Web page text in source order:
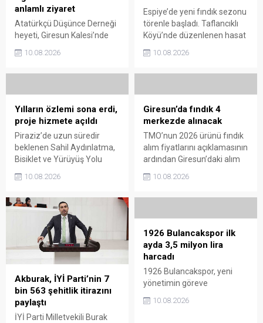
anlamlı ziyaret
Atatürkçü Düşünce Derneği
heyeti, Giresun Kalesi’nde
Ağa’nın anıt mezarını
Alaylarının Millî Mücadele’de
üstlendiği kritik rol ve
Giresun’un bağımsızlık
kez daha gündeme taşındı.
10.08.2026
Espiye’de yeni fındık sezonu
törenle başladı. Taflancıklı
Köyü’nde düzenlenen hasat
bahçeye girerken, sezonun
harmana döküldü.
10.08.2026
Yılların özlemi sona erdi,
proje hizmete açıldı
Piraziz’de uzun süredir
beklenen Sahil Aydınlatma,
Bisiklet ve Yürüyüş Yolu
açıldı. Yoğun katılımla
şeridine yeni bir kimlik
kazandıran projenin ilçenin
sosyal yaşamına önemli
katkı sağlaması bekleniyor.
10.08.2026
Giresun’da fındık 4
merkezde alınacak
TMO’nun 2026 ürünü fındık
alım fiyatlarını açıklamasının
ardından Giresun’daki alım
Üreticiler, 17 Ağustos’ta
Ağustos’tan itibaren
ürünlerini teslim edebilecek.
10.08.2026
Akburak, İYİ Parti’nin 7
bin 563 şehitlik itirazını
paylaştı
İYİ Parti Milletvekili Burak
1926 Bulancakspor ilk
ayda 3,5 milyon lira
harcadı
1926 Bulancakspor, yeni
yönetimin göreve
yürütülen çalışmaların bir
10.08.2026